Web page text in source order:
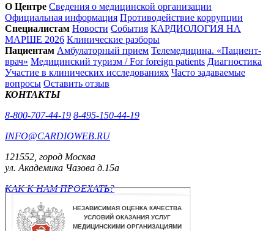
О Центре Сведения о медицинской организации
Официальная информация Противодействие коррупции
Специалистам Новости События КАРДИОЛОГИЯ НА
МАРШЕ 2026 Клинические разборы
Пациентам Амбулаторный прием Телемедицина. «Пациент-
врач» Медицинский туризм / For foreign patients Диагностика
Участие в клинических исследованиях Часто задаваемые
вопросы Оставить отзыв
КОНТАКТЫ
8-800-707-44-19 8-495-150-44-19
INFO@CARDIOWEB.RU
121552, город Москва
ул. Академика Чазова д.15а
КАК К НАМ ПРОЕХАТЬ?